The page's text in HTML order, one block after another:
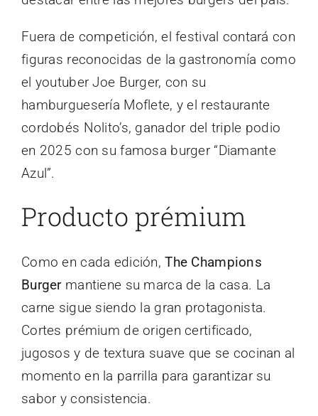
Fuera de competición, el festival contará con
figuras reconocidas de la gastronomía como
el youtuber Joe Burger, con su
hamburguesería Moflete, y el restaurante
cordobés Nolito’s, ganador del triple podio
en 2025 con su famosa burger “Diamante
Azul”.
Producto prémium
Como en cada edición,The Champions
Burgermantiene su marca de la casa. La
carne sigue siendo la gran protagonista.
Cortes prémium de origen certificado,
jugosos y de textura suave que se cocinan al
momento en la parrilla para garantizar su
sabor y consistencia.